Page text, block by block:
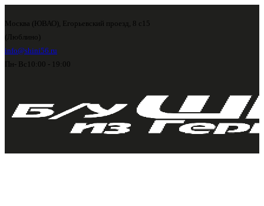
Москва (ЮВАО), Егорьевский проезд, 8 с15
(Люблино)
info@shini56.ru
Пн- Вс 10:00 - 19:00